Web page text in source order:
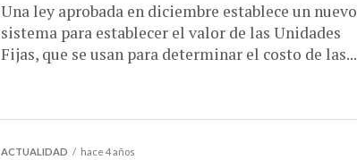
Una ley aprobada en diciembre establece un nuevo
sistema para establecer el valor de las Unidades
Fijas, que se usan para determinar el costo de las...
ACTUALIDAD hace 4 años